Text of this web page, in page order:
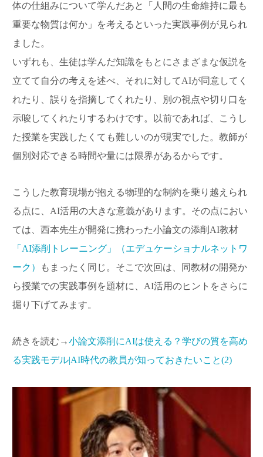
体の仕組みについて学んだあと「人間の生命維持に最も
重要な物質は何か」を考えるといった実践事例が見られ
ました。
いずれも、生徒は学んだ知識をもとにさまざまな仮説を
立てて自分の考えを述べ、それに対してAIが同意してく
れたり、誤りを指摘してくれたり、別の視点や切り口を
示唆してくれたりするわけです。以前であれば、こうし
た授業を実践したくても難しいのが現実でした。教師が
個別対応できる時間や量には限界があるからです。
こうした教育現場が抱える物理的な制約を乗り越えられ
る点に、AI活用の大きな意義があります。その点におい
ては、西本先生が開発に携わった小論文の添削AI教材
「AI添削トレーニング」（エデュケーショナルネットワ
ーク）
もまったく同じ。そこで次回は、同教材の開発か
ら授業での実践事例を題材に、AI活用のヒントをさらに
掘り下げてみます。
続きを読む→小論文添削にAIは使える？学びの質を高め
る実践モデル|AI時代の教員が知っておきたいこと(2)